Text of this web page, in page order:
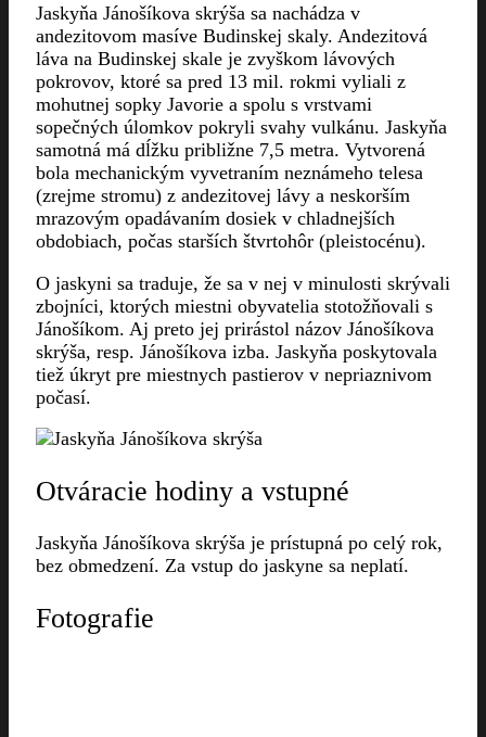
Jaskyňa Jánošíkova skrýša sa nachádza v
andezitovom masíve Budinskej skaly. Andezitová
láva na Budinskej skale je zvyškom lávových
pokrovov, ktoré sa pred 13 mil. rokmi vyliali z
mohutnej sopky Javorie a spolu s vrstvami
sopečných úlomkov pokryli svahy vulkánu. Jaskyňa
samotná má dĺžku približne 7,5 metra. Vytvorená
bola mechanickým vyvetraním neznámeho telesa
(zrejme stromu) z andezitovej lávy a neskorším
mrazovým opadávaním dosiek v chladnejších
obdobiach, počas starších štvrtohôr (pleistocénu).
O jaskyni sa traduje, že sa v nej v minulosti skrývali
zbojníci, ktorých miestni obyvatelia stotožňovali s
Jánošíkom. Aj preto jej prirástol názov Jánošíkova
skrýša, resp. Jánošíkova izba. Jaskyňa poskytovala
tiež úkryt pre miestnych pastierov v nepriaznivom
počasí.
Otváracie hodiny a vstupné
Jaskyňa Jánošíkova skrýša je prístupná po celý rok,
bez obmedzení. Za vstup do jaskyne sa neplatí.
Fotografie